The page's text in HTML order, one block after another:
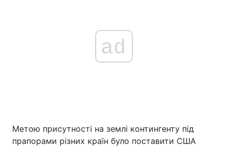
ad
Метою присутності на землі контингенту під
прапорами різних країн було поставити США